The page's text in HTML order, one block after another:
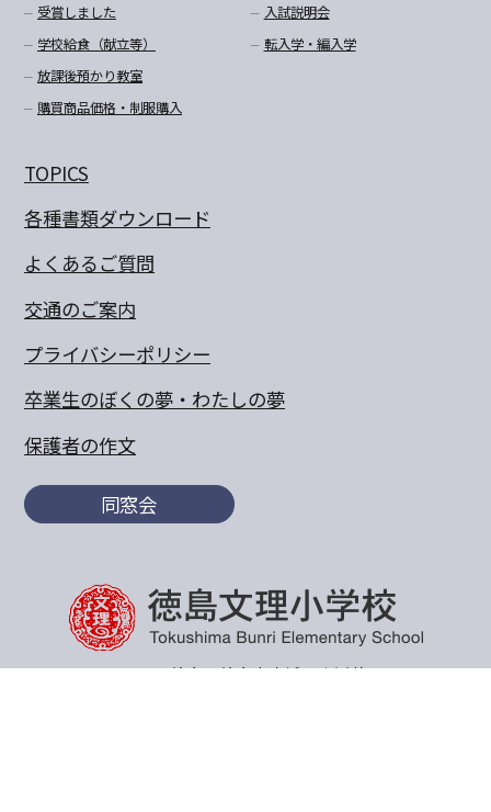
受賞しました
学校給食（献立等）
放課後預かり教室
購買商品価格・制服購入
入試説明会
転入学・編入学
TOPICS
各種書類ダウンロード
よくあるご質問
交通のご案内
プライバシーポリシー
卒業生のぼくの夢・わたしの夢
保護者の作文
同窓会
〒770-8055 徳島県徳島市山城町東浜傍示68-10